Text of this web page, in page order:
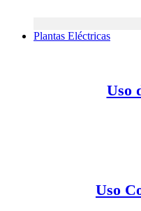
Plantas Eléctricas
Uso
Uso